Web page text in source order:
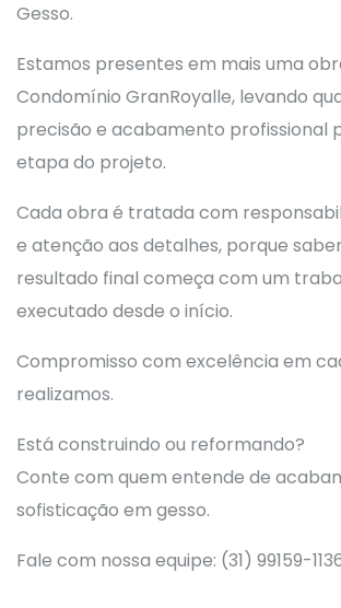
Gesso.
Estamos presentes em mais uma
Condomínio GranRoyalle, levando
precisão e acabamento profissional
etapa do projeto.
Cada obra é tratada com
e atenção aos detalhes, porque
resultado final começa com um
executado desde o início.
Compromisso com excelência em
realizamos.
Está construindo ou reformando?
Conte com quem entende de
sofisticação em gesso.
Fale com nossa equipe: (31) 99159-